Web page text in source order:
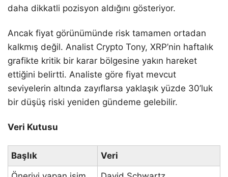
daha dikkatli pozisyon aldığını gösteriyor.
Ancak fiyat görünümünde risk tamamen ortadan
kalkmış değil. Analist Crypto Tony, XRP’nin haftalık
grafikte kritik bir karar bölgesine yakın hareket
ettiğini belirtti. Analiste göre fiyat mevcut
seviyelerin altında zayıflarsa yaklaşık yüzde 30’luk
bir düşüş riski yeniden gündeme gelebilir.
Veri Kutusu
Başlık
Veri